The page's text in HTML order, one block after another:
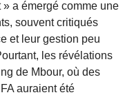
a émergé comme une
souvent critiqués
et leur gestion peu
les révélations
de Mbour, où des
auraient été